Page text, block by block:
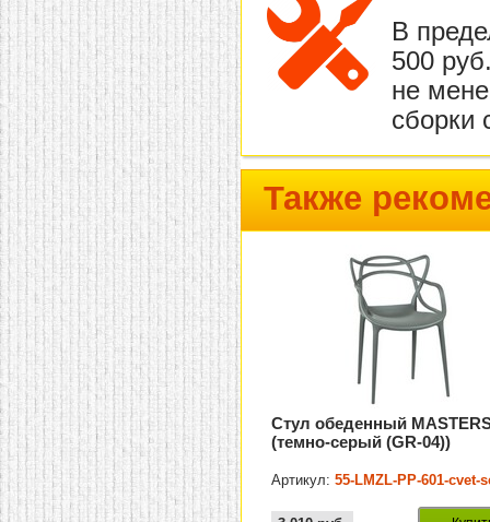
В
500
не
сборки
Также
Стул обеденный
(темно-серый (GR-04))
Артикул:55-LMZL-PP-601-cvet-